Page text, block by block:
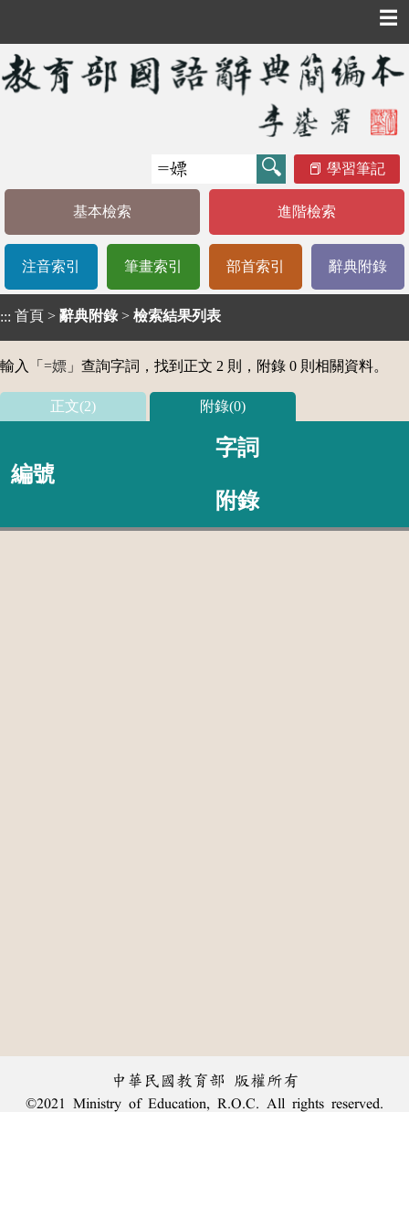
☰
學習筆記
基本檢索 進階檢索
注音索引 筆畫索引 部首索引 辭典附錄
::: 首頁 > 辭典附錄 > 檢索結果列表
輸入「 =嫖 」查詢字詞，找到正文 2 則，附錄 0 則相關資料。
正文(2) 附錄(0)
編號
字詞
附錄
中華民國教育部 版權所有
©2021 Ministry of Education, R.O.C. All rights reserved.